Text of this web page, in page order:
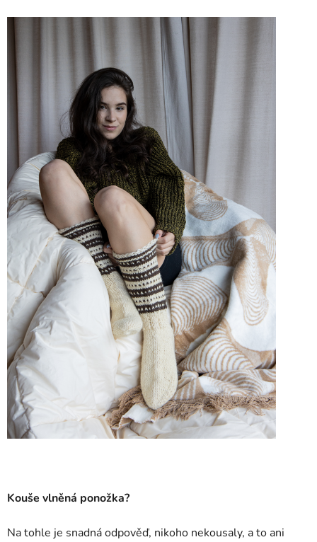
Kouše vlněná ponožka?
Na tohle je snadná odpověď, nikoho nekousaly, a to ani